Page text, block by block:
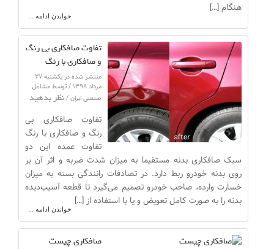
هنگام […]
خواندن ادامه ...
تفاوت صافکاری بی رنگ
و صافکاری با رنگ
منتشر شده در یکشنبه ۲۷
مرداد ۱۳۹۸ / توسط مشاغل
صنعتی ایران /نظر بدهید
تفاوت صافکاری بی
رنگ و صافکاری با رنگ
تفاوت عمده این دو
سبک صافکاری بدنه مستقیما به میزان شدت ضربه و اثر آن بر
روی بدنه خودرو ربط ‌دارد. در تصادفات رانندگی بسته به میزان
خسارت وارده، صاحب خودرو تصمیم می‌گیرد تا قطعه آسیب‌دیده
بدنه را به صورت کامل تعویض و یا با استفاده از […]
خواندن ادامه ...
صافکاری چیست